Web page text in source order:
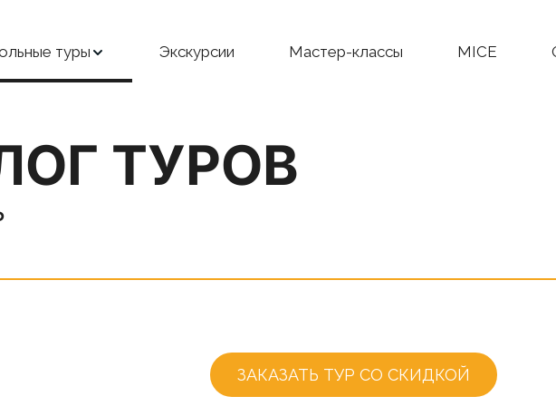
туры Экскурсии Мастер-классы MICE
ТУРОВ
ЗАКАЗАТЬ ТУР СО СКИДКОЙ